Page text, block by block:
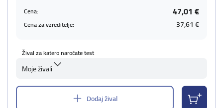
Cena: 47,01 €
Cena za vzreditelje: 37,61 €
Žival za katero naročate test
Moje živali
Dodaj žival